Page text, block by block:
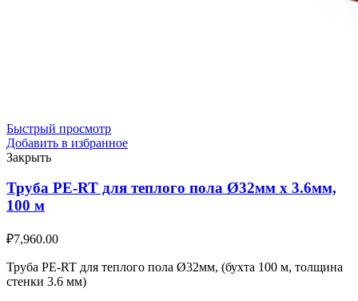
Быстрый просмотр
Добавить в избранное
Закрыть
Труба PE-RT для теплого пола Ø32мм х 3.6мм,
100 м
₽7,960.00
Труба PE-RT для теплого пола Ø32мм, (бухта 100 м, толщина
стенки 3.6 мм)